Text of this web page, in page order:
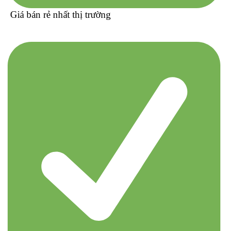
Giá bán rẻ nhất thị trường